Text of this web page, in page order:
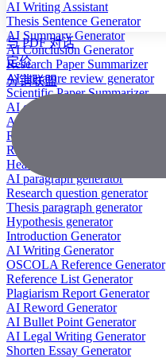
AI Writing Assistant
Thesis Sentence Generator
AI Summary Generator
AI Conclusion Generator
Research Paper Summarizer
AI literature review generator
Scientific Paper Summarizer
AI case study generator
AI Research Paper Generator
Research Title Generator
Reference Generator
Headline Generator
AI paragraph generator
Research question generator
Thesis paragraph generator
Hypothesis generator
Introduction Generator
AI Writing Generator
OSCOLA Reference Generator
Reference List Generator
Plagiarism Report Generator
AI Reword Generator
AI Bullet Point Generator
AI Legal Writing Generator
Shorten Essay Generator
与 PDF 对话
定价
分销联盟